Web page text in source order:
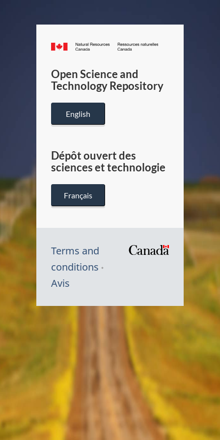
Canada.ca
/
Canada
Open Science and
Technology Repository
English
Dépôt ouvert des
sciences et technologie
Français
Terms and
conditions
Avis
Symbole
Canada